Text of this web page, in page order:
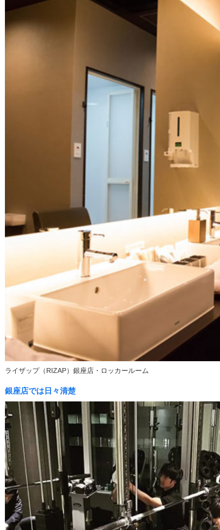
ライザップ（RIZAP）銀座店・ロッカールーム
銀座店では日々清楚